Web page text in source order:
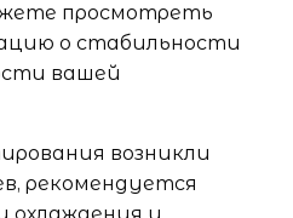
просмотреть
о стабильности
вашей
возникли
рекомендуется